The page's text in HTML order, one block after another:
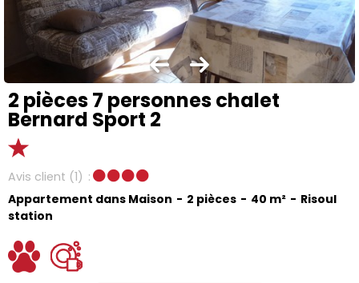
2 pièces 7 personnes chalet
Bernard Sport 2
Avis client (1)
Appartement dans Maison
2 pièces 40 m²
Risoul
station